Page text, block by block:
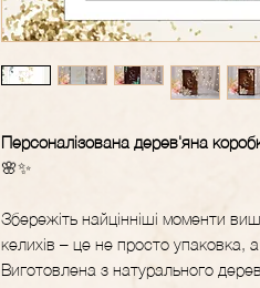
Персоналізована дерев'яна
🌸✨
Збережіть найцінніші моменти
келихів – це не просто упаковка,
Виготовлена з натурального